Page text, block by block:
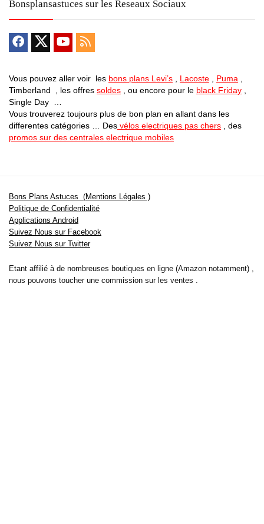
Bonsplansastuces sur les Reseaux Sociaux
Vous pouvez aller voir les bons plans Levi’s , Lacoste , Puma ,
Timberland , les offres soldes , ou encore pour le black Friday ,
Single Day …
Vous trouverez toujours plus de bon plan en allant dans les
differentes catégories … Des vélos electriques pas chers , des
promos sur des centrales electrique mobiles
Bons Plans Astuces (Mentions Légales )
Politique de Confidentialité
Applications Android
Suivez Nous sur Facebook
Suivez Nous sur Twitter
Etant affilié à de nombreuses boutiques en ligne (Amazon notamment) ,
nous pouvons toucher une commission sur les ventes .